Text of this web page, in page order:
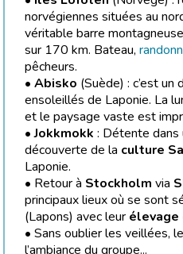
norvégiennes situées au
véritable barre
sur 170 km. Bateau,
pêcheurs.
• Abisko (Suède) : c’est
ensoleillés de Laponie. La
et le paysage vaste est
•Jokkmokk : Détente dans
découverte de la culture
Laponie.
• Retour à Stockholm via
principaux lieux où se sont
(Lapons) avec leur élevage
• Sans oublier les veillées,
l’ambiance du groupe...